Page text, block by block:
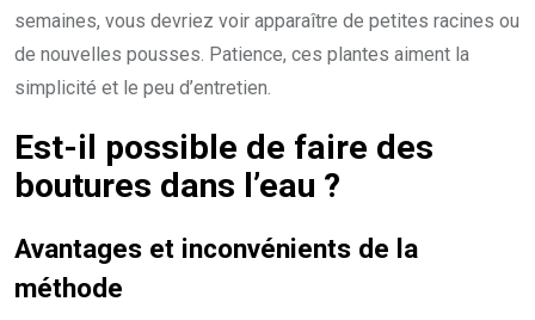
semaines, vous devriez voir apparaître de petites racines ou
de nouvelles pousses. Patience, ces plantes aiment la
simplicité et le peu d’entretien.
Est-il possible de faire des
boutures dans l’eau ?
Avantages et inconvénients de la
méthode